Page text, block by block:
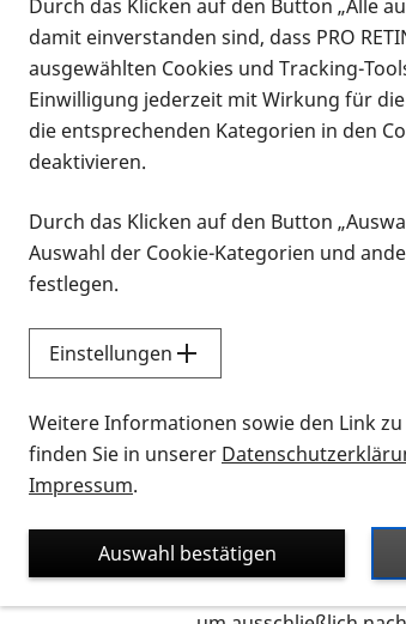
Infomaterial
Infomaterial
Vorlesen
Alle
Sie möchten wissen,
Erklärvideos zum
Auf dieser Seite
Durch das Klicken auf den Button „Alle
damit einverstanden sind, dass PRO
ausgewählten Cookies und Tracking-
Einwilligung jederzeit mit Wirkung für
die entsprechenden Kategorien in den
deaktivieren.
Durch das Klicken auf den Button
Auswahl der Cookie-Kategorien und
festlegen.
Einstellungen
Weitere Informationen sowie den Link
finden Sie in unserer
Impressum.
Auswahl bestätigen